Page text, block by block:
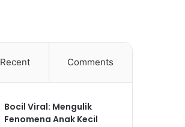
Recent Comments
Bocil Viral: Mengulik
Fenomena Anak Kecil